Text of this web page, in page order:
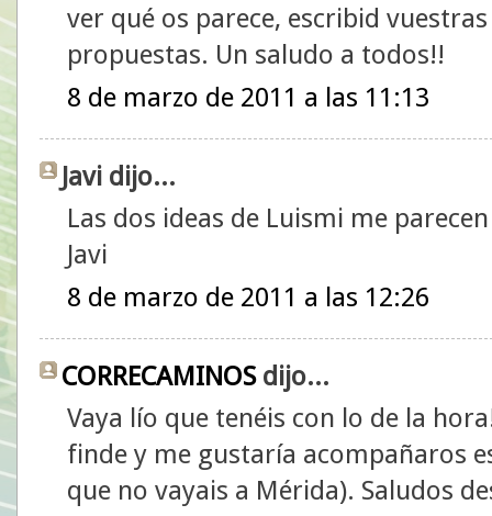
ver qué os parece, escribid
propuestas. Un saludo a todos!!
8 de marzo de 2011 a las 11:13
Javi dijo...
Las dos ideas de Luismi me
Javi
8 de marzo de 2011 a las 12:26
CORRECAMINOSdijo...
Vaya lío que tenéis con lo de la
finde y me gustaría acompañaros
que no vayais a Mérida). Saludos